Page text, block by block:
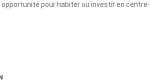
pour habiter ou investir en centre-